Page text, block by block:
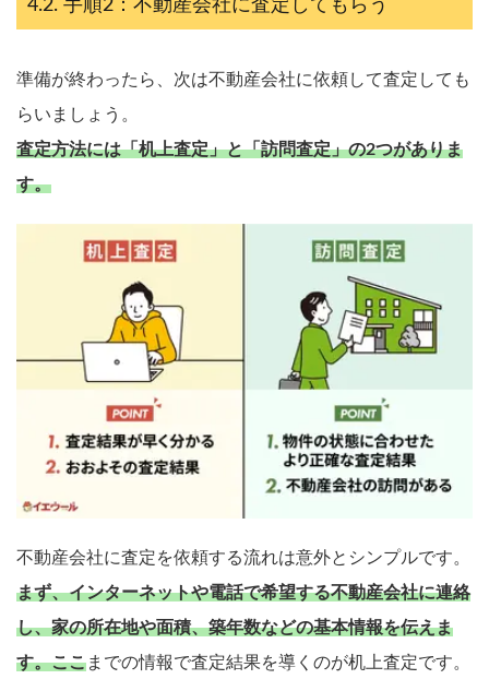
手順2：不動産会社に査定してもらう
準備が終わったら、次は不動産会社に依頼して査定しても
らいましょう。
査定方法には「机上査定」と「訪問査定」の2つがありま
す。
不動産会社に査定を依頼する流れは意外とシンプルです。
まず、インターネットや電話で希望する不動産会社に連絡
し、家の所在地や面積、築年数などの基本情報を伝えま
す。ここまでの情報で査定結果を導くのが机上査定です。